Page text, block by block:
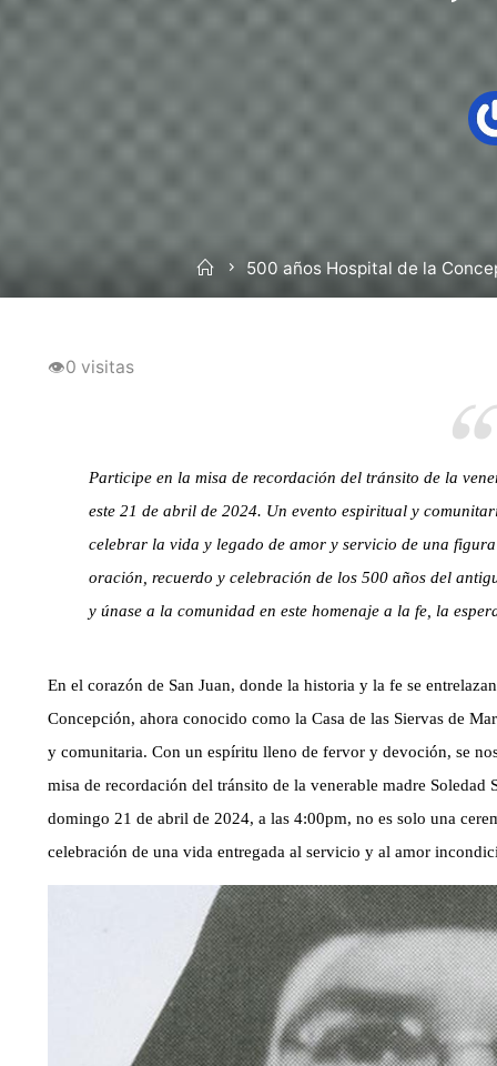
Inicio500 años Hospital de la
👁0 visitas
Participe en la misa de recordación del tránsito de la
este 21 de abril de 2024. Un evento espiritual y
celebrar la vida y legado de amor y servicio de una
oración, recuerdo y celebración de los 500 años del
y únase a la comunidad en este homenaje a la fe, la
En el corazón de San Juan, donde la historia y la fe se
Concepción, ahora conocido como la Casa de las Siervas de
y comunitaria. Con un espíritu lleno de fervor y devoción, se
misa de recordación del tránsito de la venerable madre Soledad
domingo 21 de abril de 2024, a las 4:00pm, no es solo una
celebración de una vida entregada al servicio y al amor